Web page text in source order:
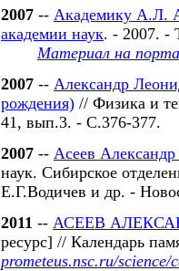
2007 -- Академику А.Л.
академии наук. - 2007. -
Материал на
2007 -- Александр
рождения) // Физика и
41, вып.3. - С.376-377.
2007 -- Асеев
наук. Сибирское
Е.Г.Водичев и др. -
2011 -- АСЕЕВ
ресурс] // Календарь
prometeus.nsc.ru/science/